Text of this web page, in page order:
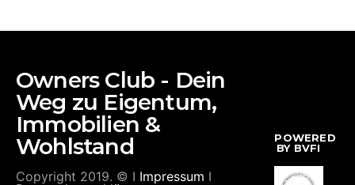
Owners Club - Dein
Weg zu Eigentum,
Immobilien &
Wohlstand
Copyright 2019. © I Impressum I
POWERED
BY BVFI